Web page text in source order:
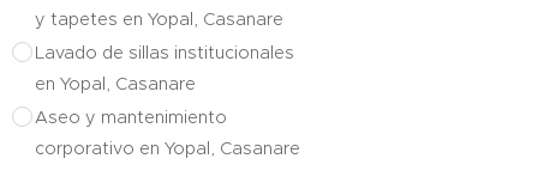
y tapetes en Yopal, Casanare
Lavado de sillas institucionales
en Yopal, Casanare
Aseo y mantenimiento
corporativo en Yopal, Casanare